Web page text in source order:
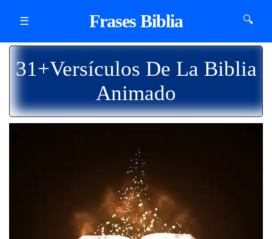
☰ Frases Biblia 🔍
31+Versículos De La Biblia
Animado